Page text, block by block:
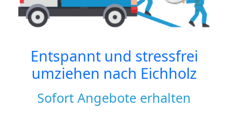
Entspannt und stressfrei
umziehen nach Eichholz
Sofort Angebote erhalten